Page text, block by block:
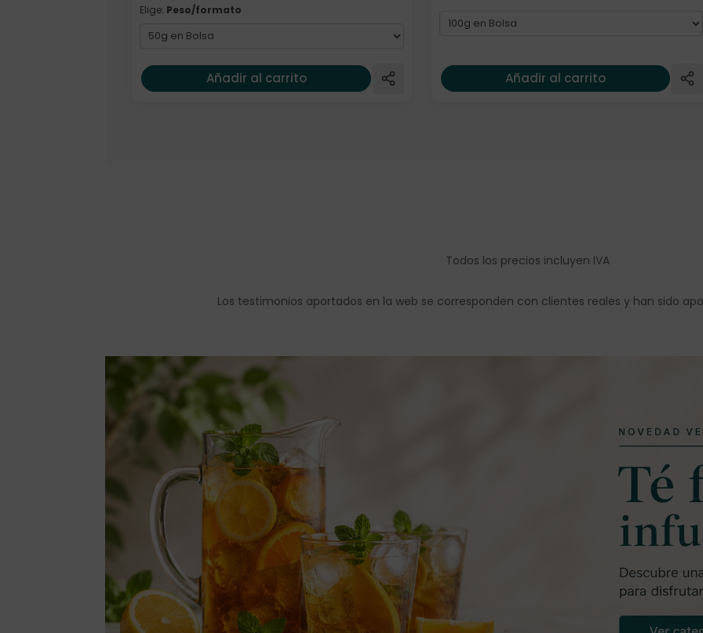
Elige: Peso/formato
Añadir al carrito Añadir al carrito
Todos los precios incluyen IVA
Los testimonios aportados en la web se corresponden con clientes reales y han sido